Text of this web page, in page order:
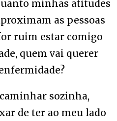
minhas atitudes
as pessoas
ruim estar comigo
quem vai querer
sozinha,
de ter ao meu lado